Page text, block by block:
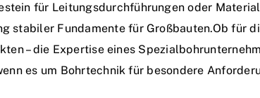
für Leitungsdurchführungen oder
stabiler Fundamente für Großbauten.Ob für
– die Expertise eines
es um Bohrtechnik für besondere